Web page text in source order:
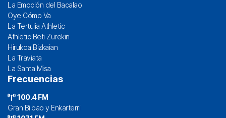
La Emoción del Bacalao
Oye Cómo Va
La Tertulia Athletic
Athletic Beti Zurekin
Hirukoa Bizkaian
La Traviata
La Santa Misa
Frecuencias
100.4 FM
Gran Bilbao y Enkarterri